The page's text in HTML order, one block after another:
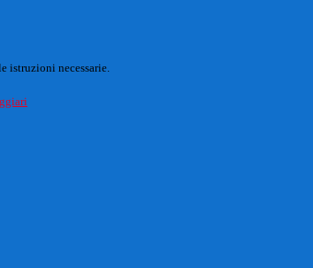
istruzioni necessarie.